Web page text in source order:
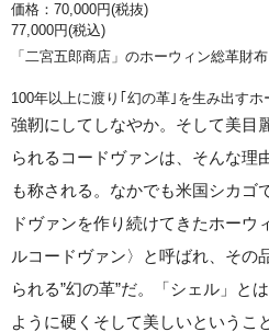
価格：70,000円(税抜)
77,000円(税込)
「二宮五郎商店」のホーウィン総革財布
100年以上に渡り｢幻の革｣を生み出すホ
強靭にしてしなやか。そして美目
られるコードヴァンは、そんな理
も称される。なかでも米国シカゴ
ドヴァンを作り続けてきたホーウ
ルコードヴァン〉と呼ばれ、その
られる”幻の革”だ。「シェル」と
ように硬くそして美しいというこ